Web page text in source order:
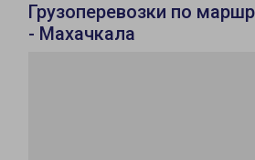
Грузоперевозки по
- Махачкала